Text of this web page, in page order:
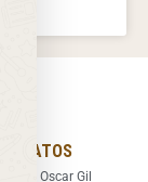
Rua Oscar Gil